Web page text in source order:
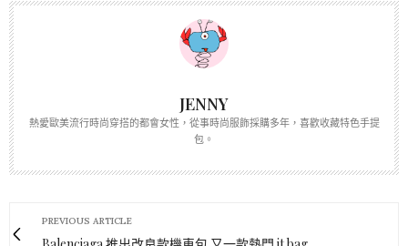
JENNY
熱愛歐美流行時尚穿搭的都會女性，從事時尚服飾採購多年，喜歡收藏特色手提
包。
PREVIOUS ARTICLE